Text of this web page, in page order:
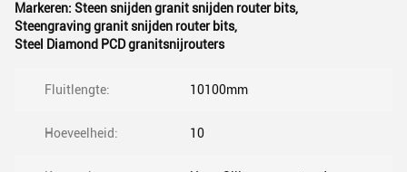
Markeren: Steen snijden granit snijden router bits,
Steengraving granit snijden router bits,
Steel Diamond PCD granitsnijrouters
Fluitlengte: 10100mm
Hoeveelheid: 10